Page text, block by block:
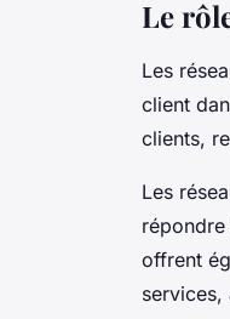
Le
Les
client
clients,
Les
offrent
services,